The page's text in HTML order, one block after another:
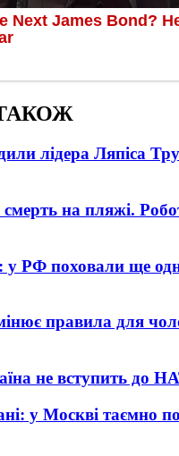
лідера Ляпіса
на пляжі.
у РФ поховали ще
правила для
не вступить до
у Москві таємно